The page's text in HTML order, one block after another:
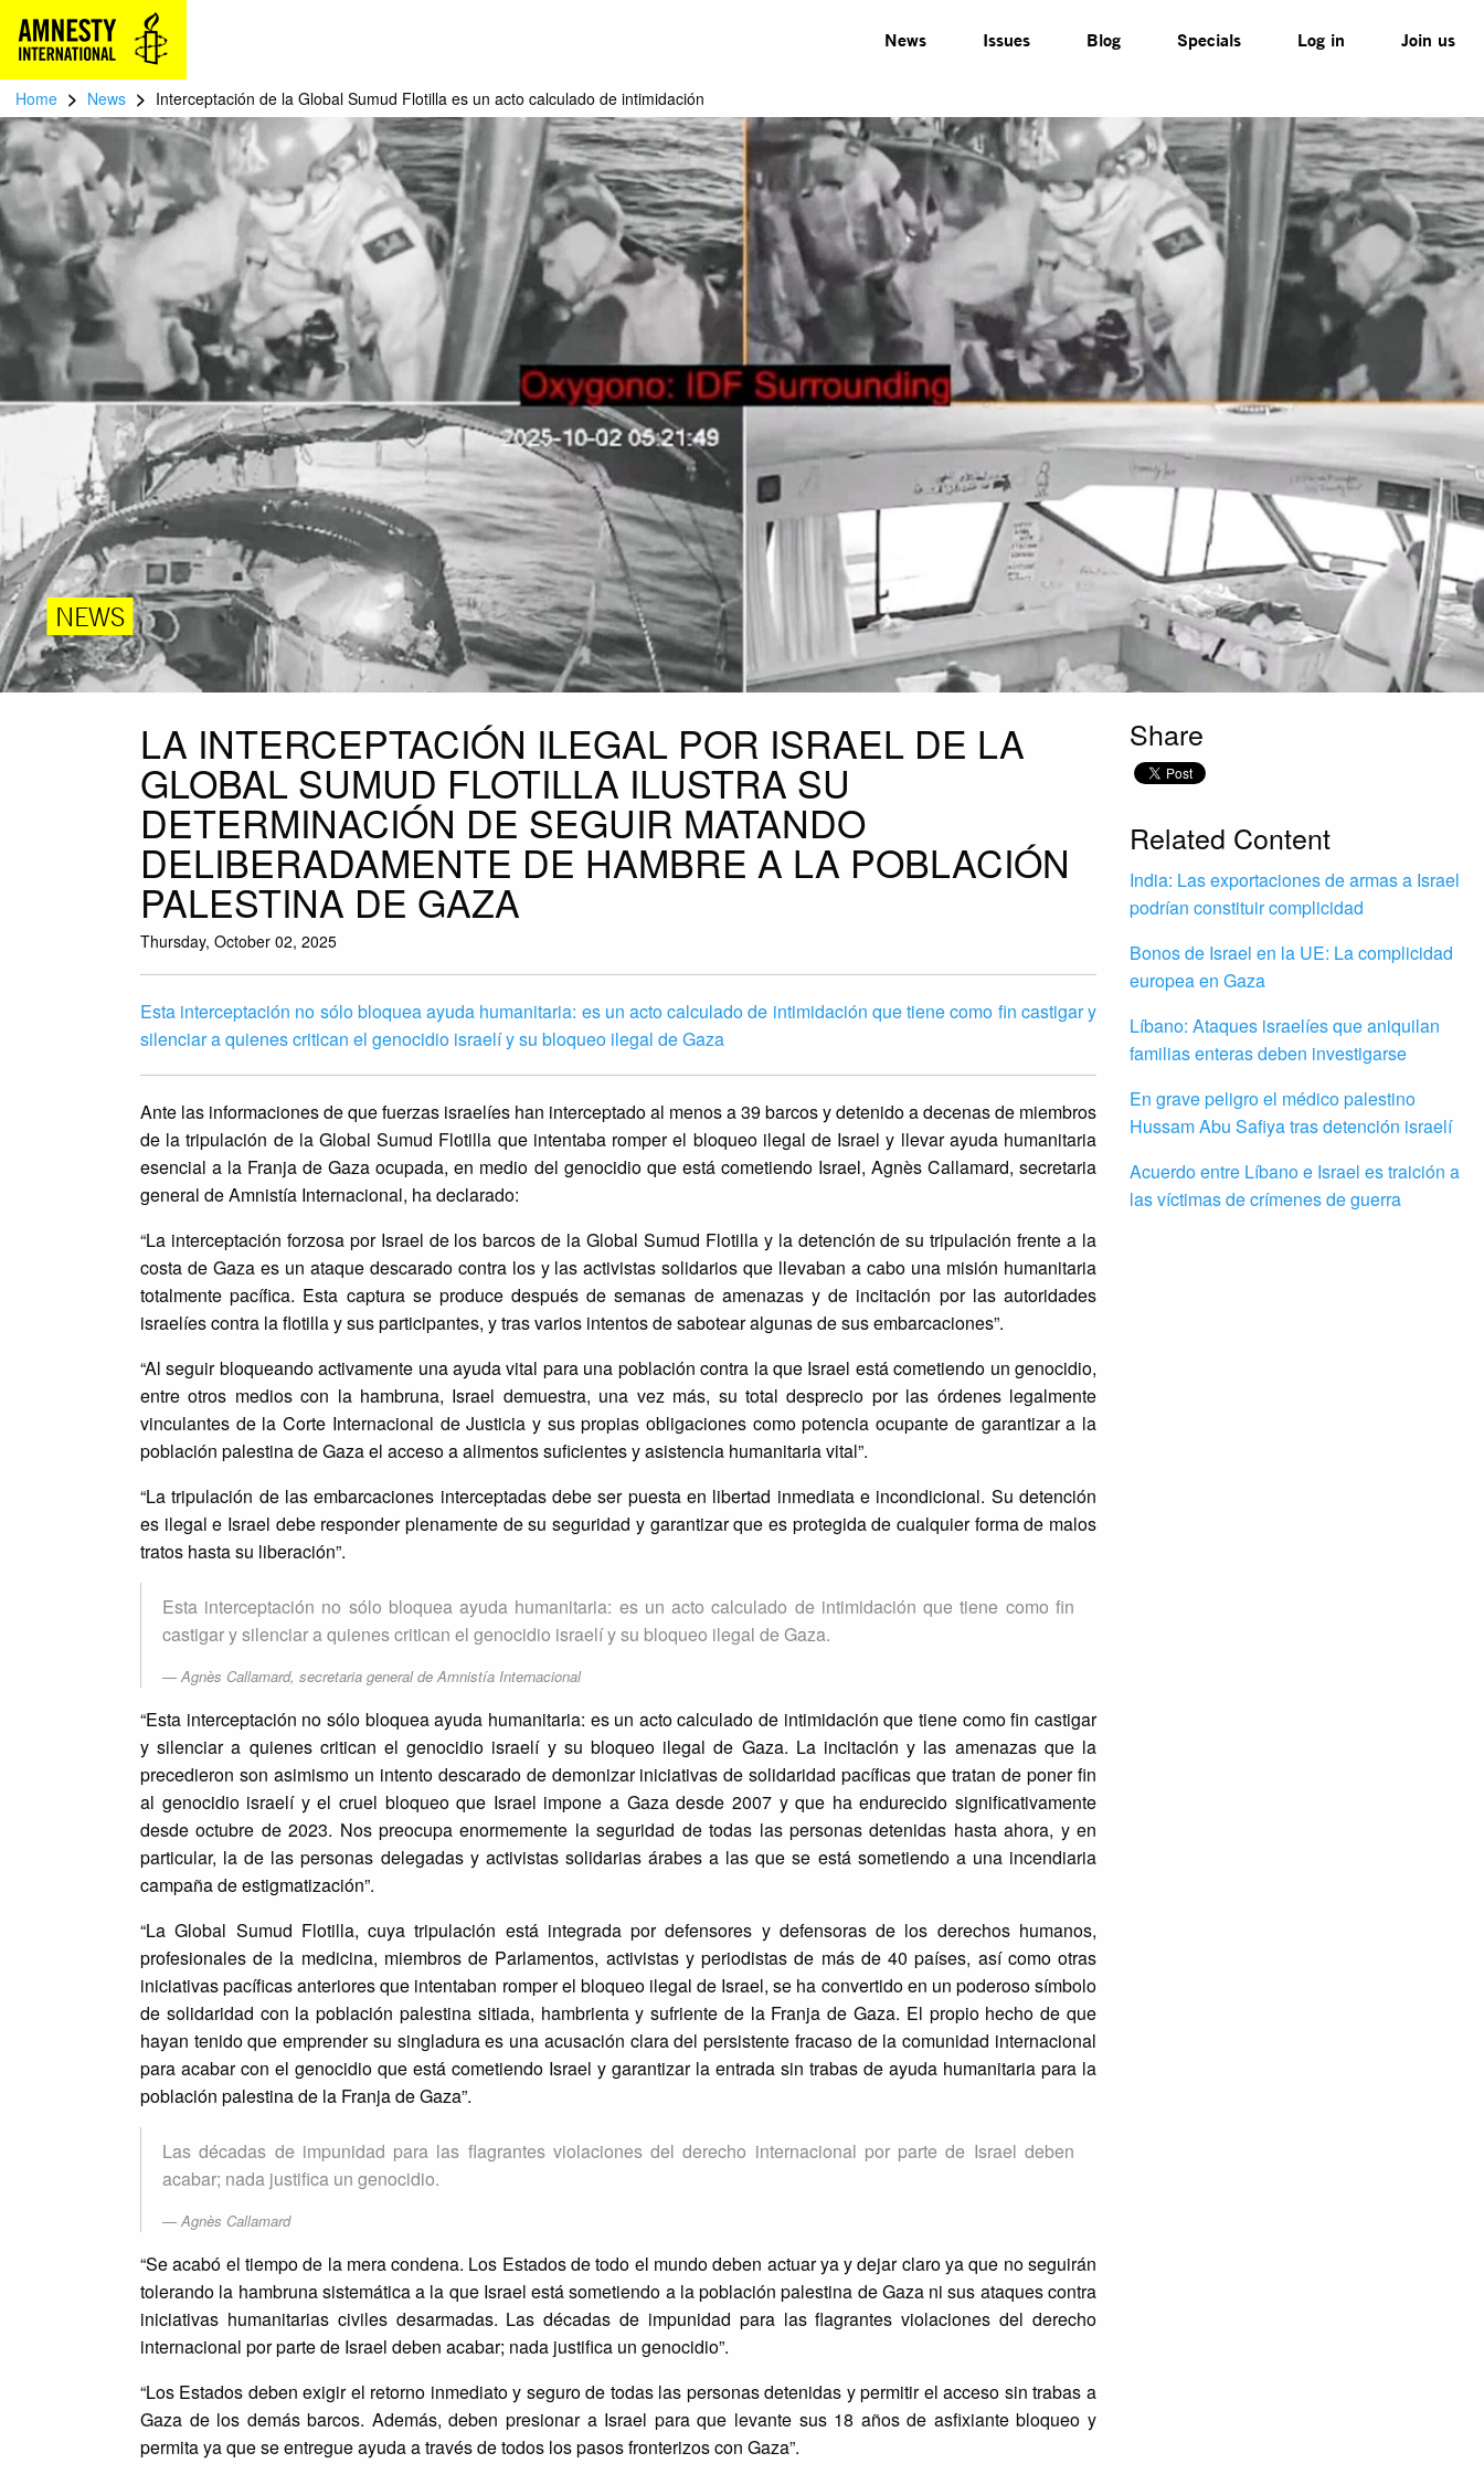
News Issues Blog Specials Log in Join us
Home > News > Interceptación de la Global Sumud Flotilla es un acto calculado de intimidación
NEWS
LA INTERCEPTACIÓN ILEGAL POR ISRAEL DE LA
GLOBAL SUMUD FLOTILLA ILUSTRA SU
DETERMINACIÓN DE SEGUIR MATANDO
DELIBERADAMENTE DE HAMBRE A LA POBLACIÓN
PALESTINA DE GAZA
Thursday, October 02, 2025
Esta interceptación no sólo bloquea ayuda humanitaria: es un acto calculado de intimidación que tiene como fin castigar y
silenciar a quienes critican el genocidio israelí y su bloqueo ilegal de Gaza
Ante las informaciones de que fuerzas israelíes han interceptado al menos a 39 barcos y detenido a decenas de miembros
de la tripulación de la Global Sumud Flotilla que intentaba romper el bloqueo ilegal de Israel y llevar ayuda humanitaria
esencial a la Franja de Gaza ocupada, en medio del genocidio que está cometiendo Israel, Agnès Callamard, secretaria
general de Amnistía Internacional, ha declarado:
“La interceptación forzosa por Israel de los barcos de la Global Sumud Flotilla y la detención de su tripulación frente a la
costa de Gaza es un ataque descarado contra los y las activistas solidarios que llevaban a cabo una misión humanitaria
totalmente pacífica. Esta captura se produce después de semanas de amenazas y de incitación por las autoridades
israelíes contra la flotilla y sus participantes, y tras varios intentos de sabotear algunas de sus embarcaciones”.
“Al seguir bloqueando activamente una ayuda vital para una población contra la que Israel está cometiendo un genocidio,
entre otros medios con la hambruna, Israel demuestra, una vez más, su total desprecio por las órdenes legalmente
vinculantes de la Corte Internacional de Justicia y sus propias obligaciones como potencia ocupante de garantizar a la
población palestina de Gaza el acceso a alimentos suficientes y asistencia humanitaria vital”.
“La tripulación de las embarcaciones interceptadas debe ser puesta en libertad inmediata e incondicional. Su detención
es ilegal e Israel debe responder plenamente de su seguridad y garantizar que es protegida de cualquier forma de malos
tratos hasta su liberación”.
Esta interceptación no sólo bloquea ayuda humanitaria: es un acto calculado de intimidación que tiene como fin
castigar y silenciar a quienes critican el genocidio israelí y su bloqueo ilegal de Gaza.
Agnès Callamard, secretaria general de Amnistía Internacional
“Esta interceptación no sólo bloquea ayuda humanitaria: es un acto calculado de intimidación que tiene como fin castigar
y silenciar a quienes critican el genocidio israelí y su bloqueo ilegal de Gaza. La incitación y las amenazas que la
precedieron son asimismo un intento descarado de demonizar iniciativas de solidaridad pacíficas que tratan de poner fin
al genocidio israelí y el cruel bloqueo que Israel impone a Gaza desde 2007 y que ha endurecido significativamente
desde octubre de 2023. Nos preocupa enormemente la seguridad de todas las personas detenidas hasta ahora, y en
particular, la de las personas delegadas y activistas solidarias árabes a las que se está sometiendo a una incendiaria
campaña de estigmatización”.
“La Global Sumud Flotilla, cuya tripulación está integrada por defensores y defensoras de los derechos humanos,
profesionales de la medicina, miembros de Parlamentos, activistas y periodistas de más de 40 países, así como otras
iniciativas pacíficas anteriores que intentaban romper el bloqueo ilegal de Israel, se ha convertido en un poderoso símbolo
de solidaridad con la población palestina sitiada, hambrienta y sufriente de la Franja de Gaza. El propio hecho de que
hayan tenido que emprender su singladura es una acusación clara del persistente fracaso de la comunidad internacional
para acabar con el genocidio que está cometiendo Israel y garantizar la entrada sin trabas de ayuda humanitaria para la
población palestina de la Franja de Gaza”.
Las décadas de impunidad para las flagrantes violaciones del derecho internacional por parte de Israel deben
acabar; nada justifica un genocidio.
Agnès Callamard
“Se acabó el tiempo de la mera condena. Los Estados de todo el mundo deben actuar ya y dejar claro ya que no seguirán
tolerando la hambruna sistemática a la que Israel está sometiendo a la población palestina de Gaza ni sus ataques contra
iniciativas humanitarias civiles desarmadas. Las décadas de impunidad para las flagrantes violaciones del derecho
internacional por parte de Israel deben acabar; nada justifica un genocidio”.
“Los Estados deben exigir el retorno inmediato y seguro de todas las personas detenidas y permitir el acceso sin trabas a
Gaza de los demás barcos. Además, deben presionar a Israel para que levante sus 18 años de asfixiante bloqueo y
permita ya que se entregue ayuda a través de todos los pasos fronterizos con Gaza”.
Share
Related Content
India: Las exportaciones de armas a Israel
podrían constituir complicidad
Bonos de Israel en la UE: La complicidad
europea en Gaza
Líbano: Ataques israelíes que aniquilan
familias enteras deben investigarse
En grave peligro el médico palestino
Hussam Abu Safiya tras detención israelí
Acuerdo entre Líbano e Israel es traición a
las víctimas de crímenes de guerra